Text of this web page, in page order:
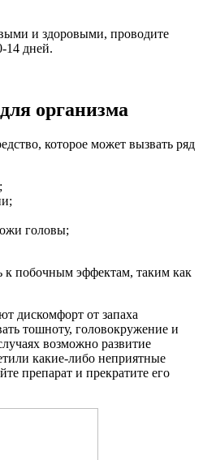
и здоровыми, проводите
14 дней.
организма
которое может вызвать ряд
головы;
побочным эффектам, таким как
дискомфорт от запаха
тошноту, головокружение и
возможно развитие
какие-либо неприятные
препарат и прекратите его